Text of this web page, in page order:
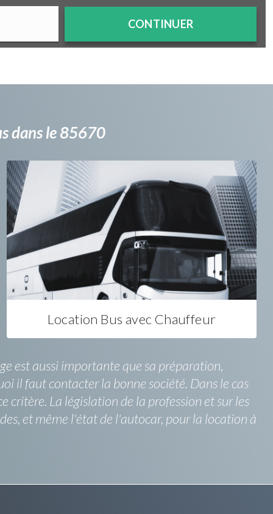
CONTINUER
dans le 85670
Location Bus avec Chauffeur
est aussi importante que sa préparation,
il faut contacter la bonne société. Dans le cas
critère. La législation de la profession et sur les
et même l'état de l'autocar, pour la location à